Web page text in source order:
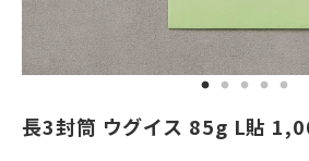
長3封筒 ウグイス 85g L貼